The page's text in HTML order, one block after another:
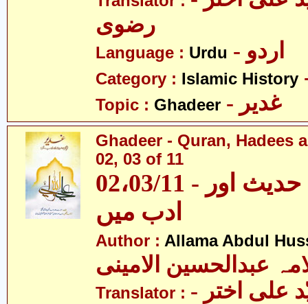
رضوی
Language : Urdu - اردو
Category : Islamic History
Topic : Ghadeer - غدیر
Ghadeer - Quran, Hadees
02, 03 of 11
02،03/11 - غدیر - قرآن، حدیث اور
ادب میں
Author : Allama Abdul
عبدالحسین الامینی
Translator : - مولانا سیّد علی اختر